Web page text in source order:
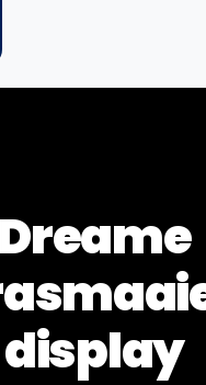
Dreame
display